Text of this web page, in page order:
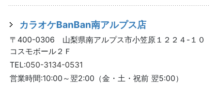
カラオケBanBan南アルプス店
〒400-0306 山梨県南アルプス市小笠原１２２４-１０
コスモボール２Ｆ
TEL:050-3134-0531
営業時間:10:00～翌2:00（金・土・祝前 翌5:00）